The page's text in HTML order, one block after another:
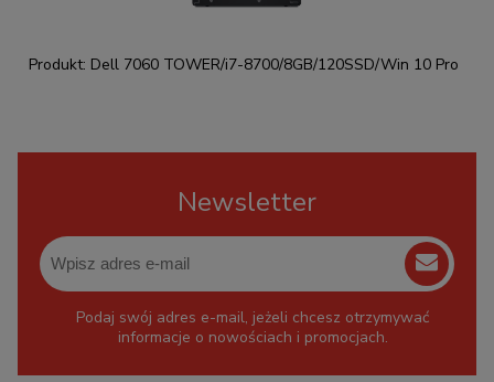
Produkt: Dell 7060 TOWER/i7-8700/8GB/120SSD/Win 10 Pro
Newsletter
Podaj swój adres e-mail, jeżeli chcesz otrzymywać
informacje o nowościach i promocjach.